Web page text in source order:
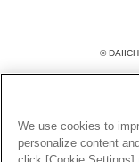
©
このサイトに掲載されてい
を問わず、著作権法の定め
とを禁じます。
楽曲及びコンテンツは、機
We use cookies to
personalize content